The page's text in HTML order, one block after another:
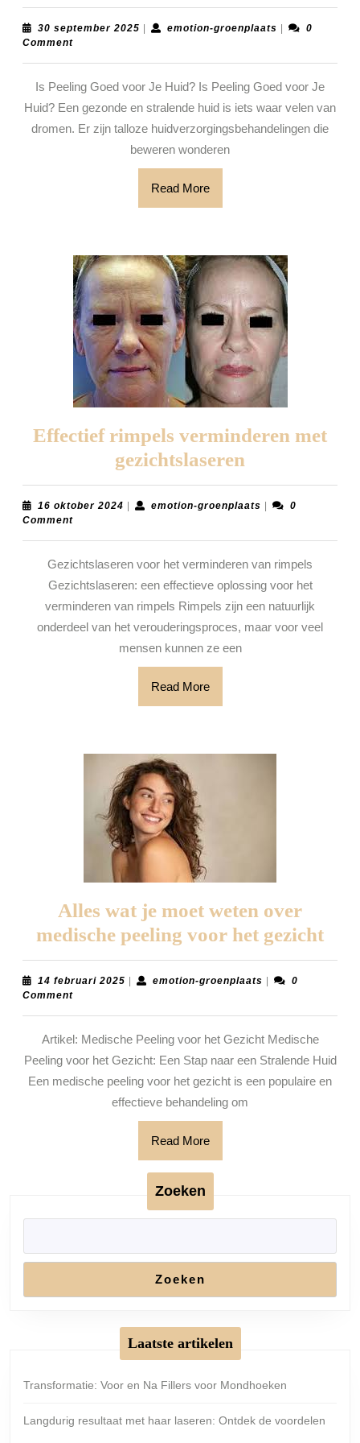
een
peeling
goed
voor
jouw
huid?
30 september 2025 30
| emotion-groenplaatsemotion-
|
0
Comment
Is Peeling Goed voor Je Huid? Is Peeling Goed voor Je
Huid? Een gezonde en stralende huid is iets waar velen van
dromen. Er zijn talloze huidverzorgingsbehandelingen die
beweren wonderen
Read MoreRead
More
Effectief rimpels verminderen met
gezichtslaseren
rimpels
verminderen
16 oktober 2024 16
| emotion-groenplaatsemotion-
|
0
Comment
Gezichtslaseren voor het verminderen van rimpels
Gezichtslaseren: een effectieve oplossing voor het
verminderen van rimpels Rimpels zijn een natuurlijk
onderdeel van het verouderingsproces, maar voor veel
mensen kunnen ze een
Read MoreRead
More
Alles wat je moet weten over
medische peeling voor het gezicht
wat
14 februari 2025 14
| emotion-groenplaatsemotion-
|
0
Comment
Artikel: Medische Peeling voor het Gezicht Medische
Peeling voor het Gezicht: Een Stap naar een Stralende Huid
Een medische peeling voor het gezicht is een populaire en
effectieve behandeling om
Read MoreRead
More
Zoeken
Zoeken
Laatste artikelen
Transformatie: Voor en Na Fillers voor Mondhoeken
Langdurig resultaat met haar laseren: Ontdek de voordelen